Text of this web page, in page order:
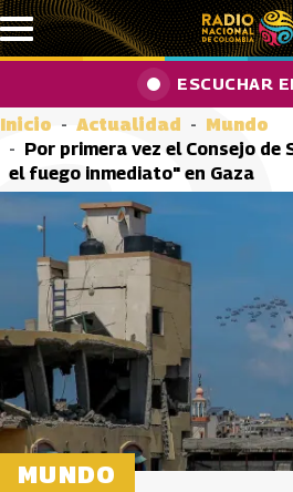
Pasar al contenido principal
ESCUCHAR
Inicio Actualidad
Mundo
Por primera vez el Consejo de
el fuego inmediato" en Gaza
MUNDO